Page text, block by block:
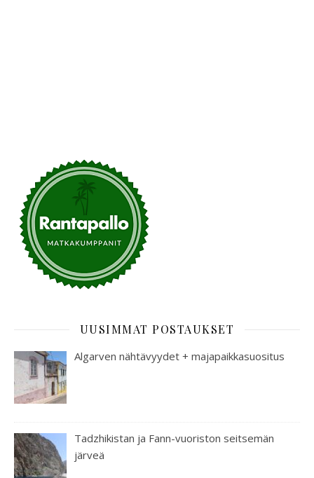
UUSIMMAT POSTAUKSET
Algarven nähtävyydet + majapaikkasuositus
Tadzhikistan ja Fann-vuoriston seitsemän
järveä